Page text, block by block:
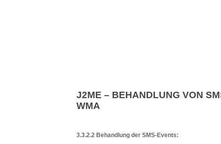
J2ME – BEHANDLUNG VON
WMA
3.3.2.2 Behandlung der SMS-Events: